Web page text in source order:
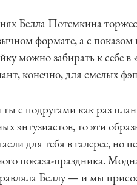
Белла Потемкина
формате, а с
можно забирать к себе в
конечно, для смелых
ты с подругами как раз
энтузиастов, то эти
для тебя в галерее, но
показа-праздника.
Беллу — и мы